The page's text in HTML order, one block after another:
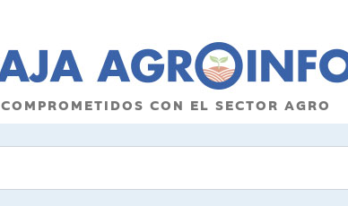
COMPROMETIDOS CON EL SECTOR AGRO